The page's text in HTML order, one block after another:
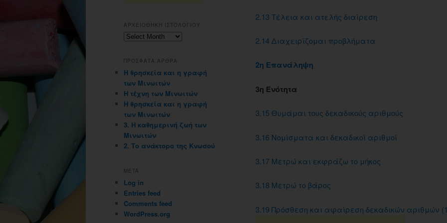
2.13 Τέλεια και ατελής διαίρεση
2.14 Διαχειρίζομαι προβλήματα
2η Επανάληψη
3η Ενότητα
3.15 Θυμάμαι τους δεκαδικούς αριθμούς
3.16 Νομίσματα και δεκαδικοί αριθμοί
3.17 Μετρώ και εκφράζω το μήκος
3.18 Μετρώ το βάρος
3.19 Πρόσθεση και αφαίρεση δεκαδικών αριθμών
ΑΡΧΕΙΟΘΗΚΗ ΙΣΤΟΛΟΓΙΟΥ
Αρχειοθηκη
ΠΡΟΣΦΑΤΑ ΑΡΘΡΑ
Η θρησκεία και η γραφή
των Μινωιτών
Η τέχνη των Μινωιτών
Η θρησκεία και η γραφή
των Μινωιτών
3. Η καθημερινή ζωή των
Μινωιτών
2. Το ανάκτορο της Κνωσού
META
Log in
Entries feed
Comments feed
WordPress.org